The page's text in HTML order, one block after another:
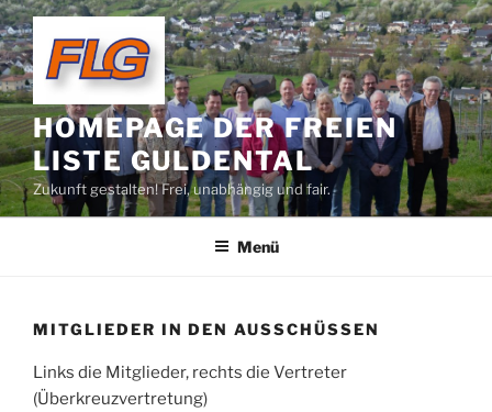
Zum
Inhalt
springen
HOMEPAGE DER FREIEN
LISTE GULDENTAL
Zukunft gestalten! Frei, unabhängig und fair.
Menü
MITGLIEDER IN DEN AUSSCHÜSSEN
Links die Mitglieder, rechts die Vertreter
(Überkreuzvertretung)